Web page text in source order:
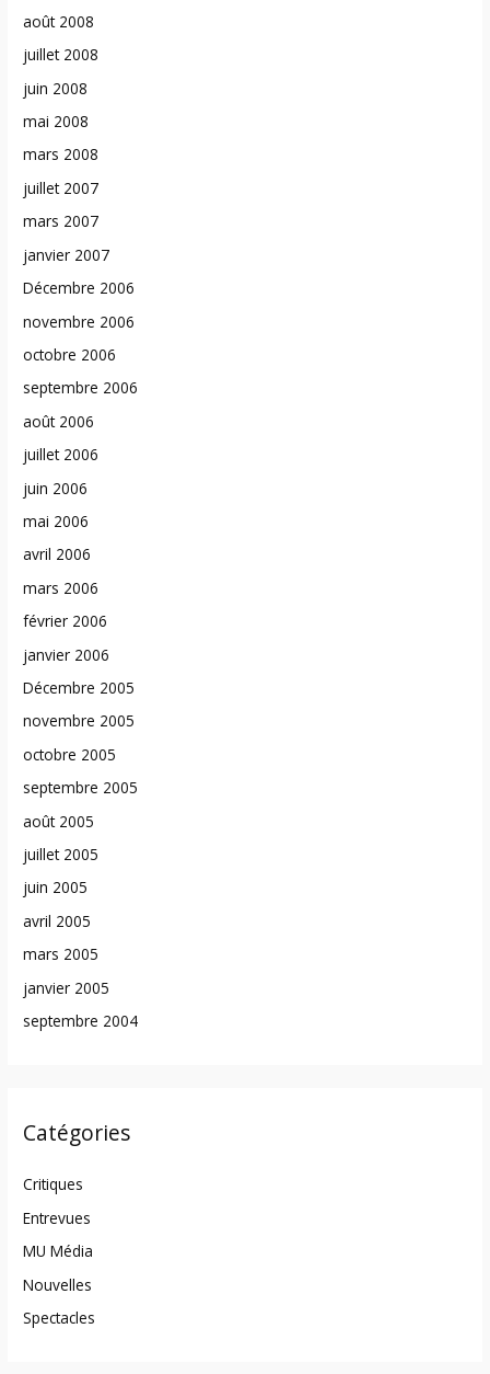
août 2008
juillet 2008
juin 2008
mai 2008
mars 2008
juillet 2007
mars 2007
janvier 2007
Décembre 2006
novembre 2006
octobre 2006
septembre 2006
août 2006
juillet 2006
juin 2006
mai 2006
avril 2006
mars 2006
février 2006
janvier 2006
Décembre 2005
novembre 2005
octobre 2005
septembre 2005
août 2005
juillet 2005
juin 2005
avril 2005
mars 2005
janvier 2005
septembre 2004
Catégories
Critiques
Entrevues
MU Média
Nouvelles
Spectacles